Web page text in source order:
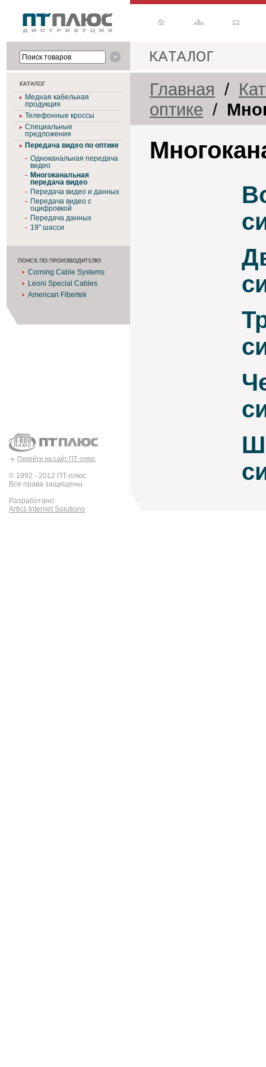
Медная кабельная
продукция
Телефонные кроссы
Специальные
предложения
Передача видео по оптике
Одноканальная передача
видео
Многоканальная
передача видео
Передача видео и данных
Передача видео с
оцифровкой
Передача данных
19" шасси
Corning Cable Systems
Leoni Special Cables
American Fibertek
Главная /
оптике /
Перейти на сайт ПТ-плюс
© 1992 - 2012 ПТ-плюс
Все права защищены.
Разработано:
Artics Internet Solutions